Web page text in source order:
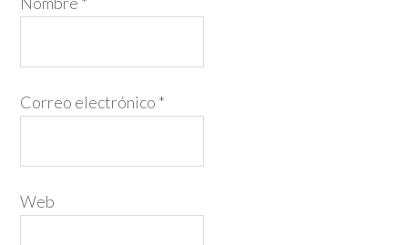
Correo electrónico *
Web